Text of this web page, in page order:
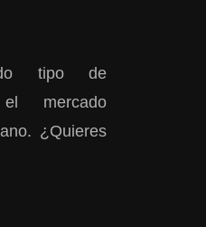
tipo de
mercado
¿Quieres